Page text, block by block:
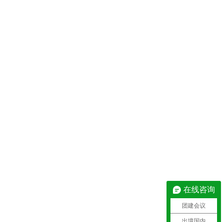
在线咨询
团建会议